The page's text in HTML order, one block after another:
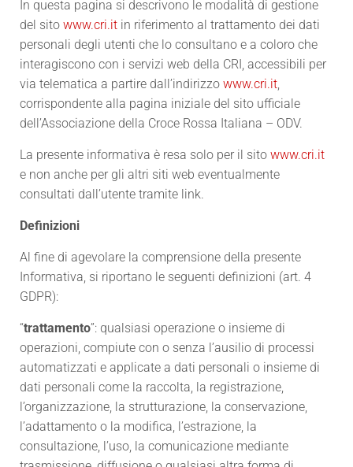
In questa pagina si descrivono le modalità di gestione
del sito www.cri.it in riferimento al trattamento dei dati
personali degli utenti che lo consultano e a coloro che
interagiscono con i servizi web della CRI, accessibili per
via telematica a partire dall’indirizzo www.cri.it,
corrispondente alla pagina iniziale del sito ufficiale
dell’Associazione della Croce Rossa Italiana – ODV.
La presente informativa è resa solo per il sito www.cri.it
e non anche per gli altri siti web eventualmente
consultati dall’utente tramite link.
Definizioni
Al fine di agevolare la comprensione della presente
Informativa, si riportano le seguenti definizioni (art. 4
GDPR):
“trattamento”: qualsiasi operazione o insieme di
operazioni, compiute con o senza l’ausilio di processi
automatizzati e applicate a dati personali o insieme di
dati personali come la raccolta, la registrazione,
l’organizzazione, la strutturazione, la conservazione,
l’adattamento o la modifica, l’estrazione, la
consultazione, l’uso, la comunicazione mediante